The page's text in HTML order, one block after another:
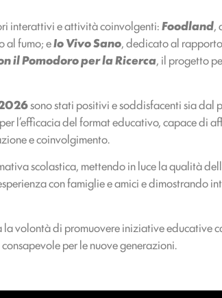
interattivi e attività coinvolgenti:Foodland,
al fumo; eIo Vivo Sano, dedicato al
il Pomodoro per la Ricerca, il progetto
sono stati positivi e soddisfacenti sia dal
l’efficacia del format educativo, capace di
e coinvolgimento.
scolastica, mettendo in luce la qualità
con famiglie e amici e dimostrando
la volontà di promuovere iniziative educative
per le nuove generazioni.